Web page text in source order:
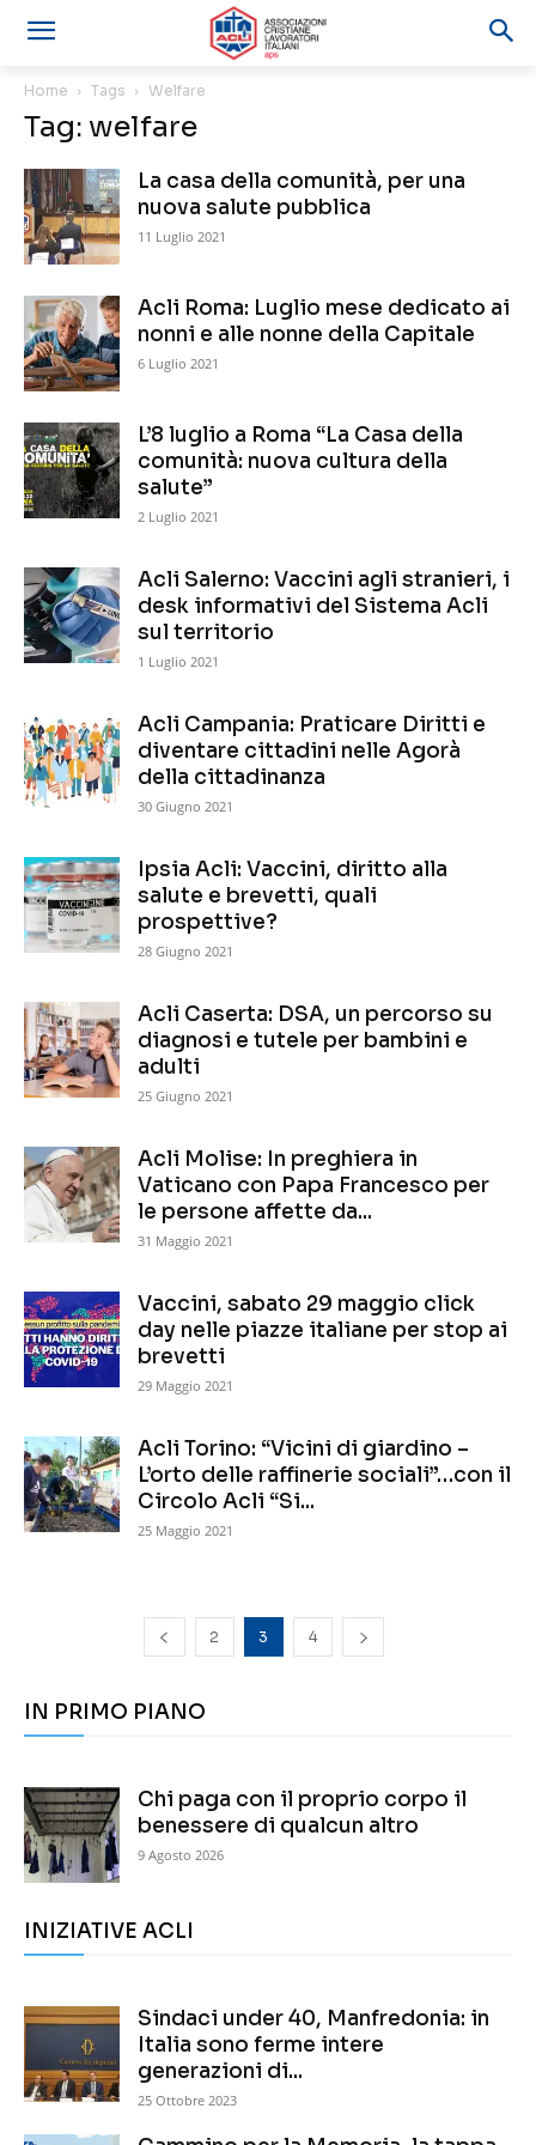
Home Tags Welfare
Tag: welfare
La casa della comunità, per una
nuova salute pubblica
11 Luglio 2021
Acli Roma: Luglio mese dedicato ai
nonni e alle nonne della Capitale
6 Luglio 2021
L’8 luglio a Roma “La Casa della
comunità: nuova cultura della
salute”
2 Luglio 2021
Acli Salerno: Vaccini agli stranieri, i
desk informativi del Sistema Acli
sul territorio
1 Luglio 2021
Acli Campania: Praticare Diritti e
diventare cittadini nelle Agorà
della cittadinanza
30 Giugno 2021
Ipsia Acli: Vaccini, diritto alla
salute e brevetti, quali
prospettive?
28 Giugno 2021
Acli Caserta: DSA, un percorso su
diagnosi e tutele per bambini e
adulti
25 Giugno 2021
Acli Molise: In preghiera in
Vaticano con Papa Francesco per
le persone affette da...
31 Maggio 2021
Vaccini, sabato 29 maggio click
day nelle piazze italiane per stop ai
brevetti
29 Maggio 2021
Acli Torino: “Vicini di giardino –
L’orto delle raffinerie sociali”…con il
Circolo Acli “Si...
25 Maggio 2021
2 3 4
IN PRIMO PIANO
Chi paga con il proprio corpo il
benessere di qualcun altro
9 Agosto 2026
INIZIATIVE ACLI
Sindaci under 40, Manfredonia: in
Italia sono ferme intere
generazioni di...
25 Ottobre 2023